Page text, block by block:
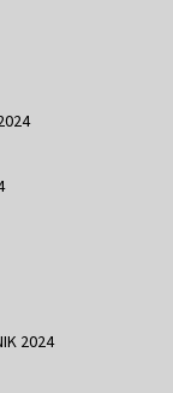
2024